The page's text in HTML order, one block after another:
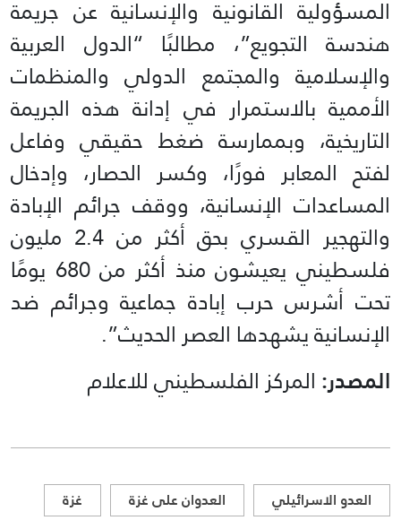
المسؤولية القانونية والإنسانية عن جريمة
هندسة التجويع”، مطالبًا “الدول العربية
والإسلامية والمجتمع الدولي والمنظمات
الأممية بالاستمرار في إدانة هذه الجريمة
التاريخية، وبممارسة ضغط حقيقي وفاعل
لفتح المعابر فورًا، وكسر الحصار، وإدخال
المساعدات الإنسانية، ووقف جرائم الإبادة
والتهجير القسري بحق أكثر من 2.4 مليون
فلسطيني يعيشون منذ أكثر من 680 يومًا
تحت أشرس حرب إبادة جماعية وجرائم ضد
الإنسانية يشهدها العصر الحديث”.
المصدر: المركز الفلسطيني للاعلام
العدو الاسرائيلي العدوان على غزة غزة